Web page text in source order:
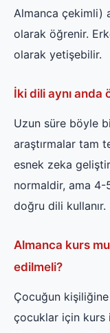
Almanca çekimli)
olarak öğrenir.
olarak yetişebilir.
İki dili aynı anda
Uzun süre böyle
araştırmalar tam
esnek zeka
normaldir, ama 4-
doğru dili kullanır.
Almanca kurs
edilmeli?
Çocuğun
çocuklar için kurs